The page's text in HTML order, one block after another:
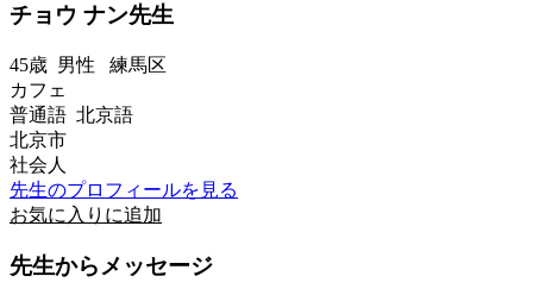
チョウ ナン先生
45歳 男性 練馬区
カフェ
普通語 北京語
北京市
社会人
先生のプロフィールを見る
お気に入りに追加
先生からメッセージ